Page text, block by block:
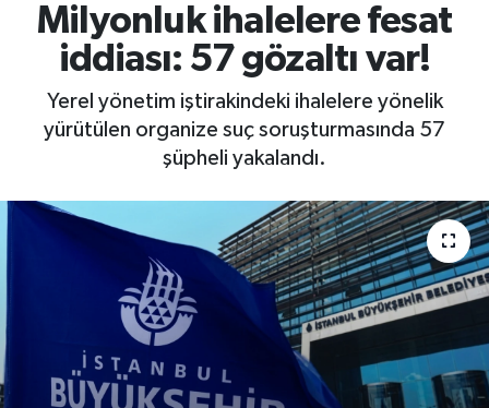
Milyonluk ihalelere fesat
iddiası: 57 gözaltı var!
Yerel yönetim iştirakindeki ihalelere yönelik
yürütülen organize suç soruşturmasında 57
şüpheli yakalandı.
Ekonomi
Genel
Siyaset